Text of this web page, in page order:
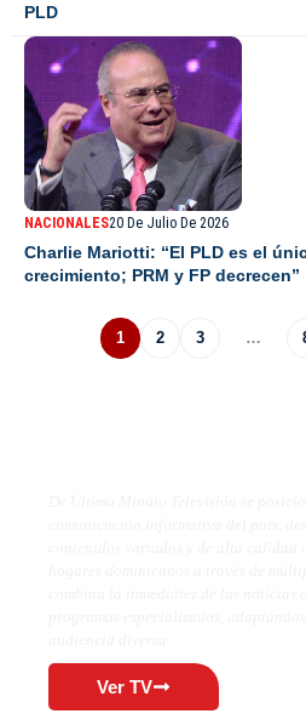
PLD
NACIONALES20 De Julio De 2026
Charlie Mariotti: “El PLD es el
crecimiento; PRM y FP decrecen”
1 2 3 …
Ver TV